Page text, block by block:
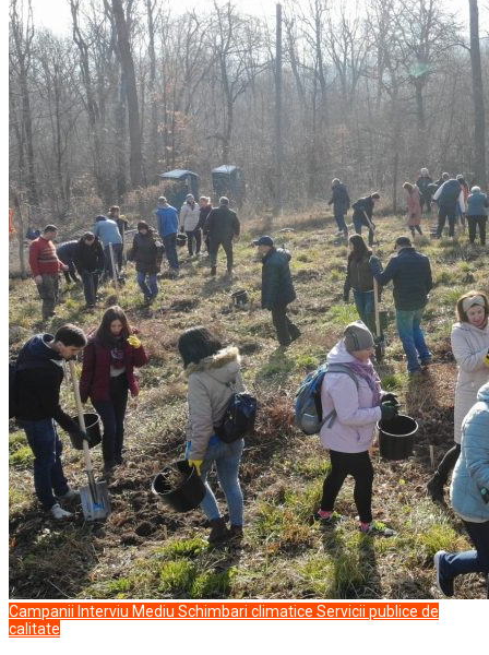
Campanii Interviu Mediu Schimbari climatice Servicii publice de
calitate